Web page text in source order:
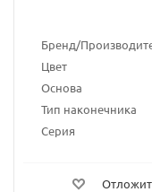
Бренд/
Цвет
Основа
Тип наконечника
Серия